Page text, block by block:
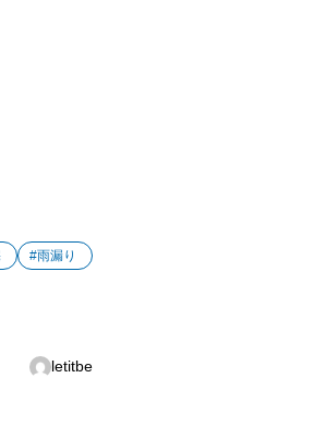
#雨漏り
letitbe